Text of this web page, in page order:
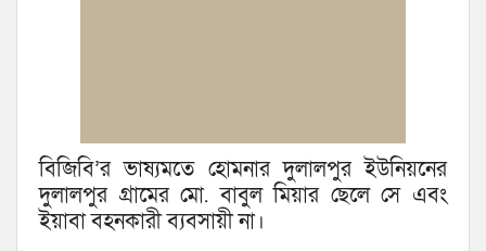
বিজিবি’র ভাষ্যমতে হোমনার দুলালপুর ইউনিয়নের
দুলালপুর গ্রামের মো. বাবুল মিয়ার ছেলে সে এবং
ইয়াবা বহনকারী ব্যবসায়ী না।